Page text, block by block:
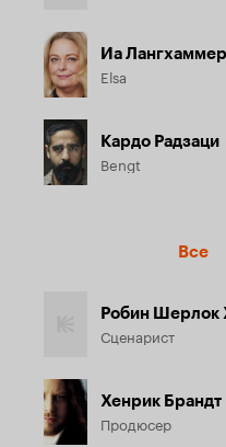
Иа Лангхаммер
Elsa
Кардо Радзаци
Bengt
Все
Робин Шерлок
Сценарист
Хенрик Брандт
Продюсер